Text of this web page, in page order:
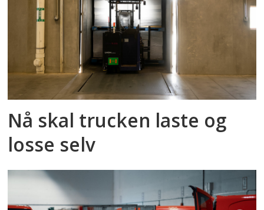
Nå skal trucken laste og
losse selv